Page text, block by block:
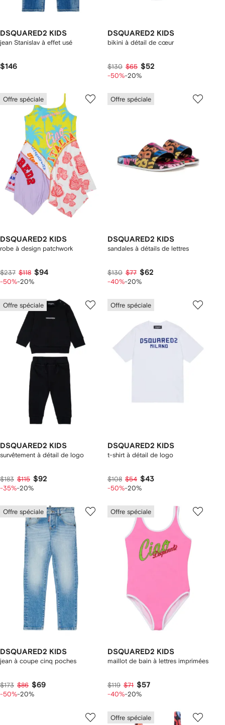
DSQUARED2 KIDS
jean Stanislav à effet usé
$146
DSQUARED2 KIDS
bikini à détail de cœur
$130 $65 $52
-50%-20%
Offre spéciale
DSQUARED2 KIDS
robe à design patchwork
$237 $118 $94
-50%-20%
Offre spéciale
DSQUARED2 KIDS
sandales à détails de lettres
$130 $77 $62
-40%-20%
Offre spéciale
DSQUARED2 KIDS
survêtement à détail de logo
$183 $115 $92
-35%-20%
Offre spéciale
DSQUARED2 KIDS
t-shirt à détail de logo
$108 $54 $43
-50%-20%
Offre spéciale
DSQUARED2 KIDS
jean à coupe cinq poches
$173 $86 $69
-50%-20%
Offre spéciale
DSQUARED2 KIDS
maillot de bain à lettres imprimées
$119 $71 $57
-40%-20%
Offre spéciale